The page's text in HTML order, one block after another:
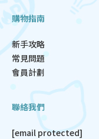
購物指南
新手攻略
常見問題
會員計劃
聯絡我們
[email protected]